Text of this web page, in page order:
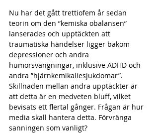
Nu har det gått trettiofem år sedan
teorin om den ”kemiska obalansen”
lanserades och upptäckten att
traumatiska händelser ligger bakom
depressioner och andra
humörsvängningar, inklusive ADHD och
andra ”hjärnkemikaliesjukdomar”.
Skillnaden mellan andra upptäckter är
att detta är en medveten bluff, vilket
bevisats ett flertal gånger. Frågan är hur
media skall hantera detta. Förvränga
sanningen som vanligt?